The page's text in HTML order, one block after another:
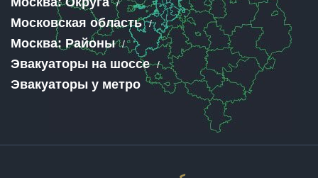
Московская область
Москва: Районы
Эвакуаторы на шоссе
Эвакуаторы у метро